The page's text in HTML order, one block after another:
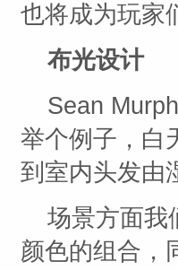
也将成为玩家
布光设计
Sean
举个例子，白
到室内头发由
场景方面我
颜色的组合，